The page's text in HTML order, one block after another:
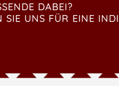
DABEI?
SIE UNS FÜR EINE